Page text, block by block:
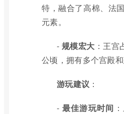
特，融合了高棉、法
元素。
- 规模宏大 ：王
公顷，拥有多个宫殿和
游玩建议 ：
- 最佳游玩时间